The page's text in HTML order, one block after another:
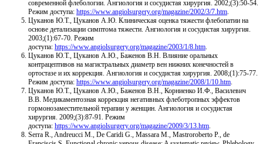
современной флебологии. Ангиология и сосудистая хирургия. 2002;(3):50-54.
Режим доступа: https://www.angiolsurgery.org/magazine/2002/3/7.htm
Цуканов Ю.Т., Цуканов А.Ю. Клиническая оценка тяжести флебопатии на
основе детализации симптома тяжести. Ангиология и сосудистая хирургия.
2003;(1):67-70. Режим
доступа: https://www.angiolsurgery.org/magazine/2003/1/8.htm
Цуканов Ю.Т., Цуканов А.Ю., Баженов В.Н. Влияние оральных
контрацептивов на магистральных диаметр вен нижних конечностей в
ортостазе и их коррекция. Ангиология и сосудистая хирургия. 2008;(1):75-77.
Режим доступа: https://www.angiolsurgery.org/magazine/2008/1/10.htm
Цуканов Ю.Т., Цуканов А.Ю., Баженов В.Н., Корниенко И.Ф., Василевич
В.В. Медикаментозная коррекция негативных флеботропных эффектов
гормонозаместительной терапии у женщин. Ангиология и сосудистая
хирургия. 2009;(3):87-91. Режим
доступа: https://www.angiolsurgery.org/magazine/2009/3/13.htm
Serra R., Andreucci M., De Caridi G., Massara M., Mastroroberto P., de